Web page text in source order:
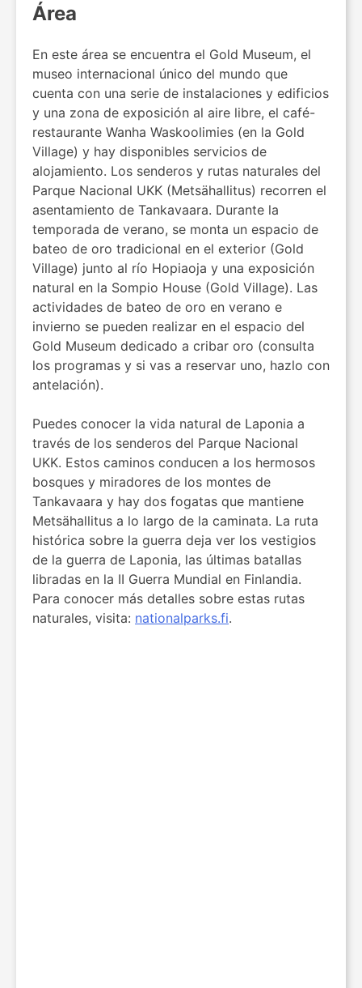
Área
En este área se encuentra el Gold Museum, el
museo internacional único del mundo que
cuenta con una serie de instalaciones y edificios
y una zona de exposición al aire libre, el café-
restaurante Wanha Waskoolimies (en la Gold
Village) y hay disponibles servicios de
alojamiento. Los senderos y rutas naturales del
Parque Nacional UKK (Metsähallitus) recorren el
asentamiento de Tankavaara. Durante la
temporada de verano, se monta un espacio de
bateo de oro tradicional en el exterior (Gold
Village) junto al río Hopiaoja y una exposición
natural en la Sompio House (Gold Village). Las
actividades de bateo de oro en verano e
invierno se pueden realizar en el espacio del
Gold Museum dedicado a cribar oro (consulta
los programas y si vas a reservar uno, hazlo con
antelación).
Puedes conocer la vida natural de Laponia a
través de los senderos del Parque Nacional
UKK. Estos caminos conducen a los hermosos
bosques y miradores de los montes de
Tankavaara y hay dos fogatas que mantiene
Metsähallitus a lo largo de la caminata. La ruta
histórica sobre la guerra deja ver los vestigios
de la guerra de Laponia, las últimas batallas
libradas en la II Guerra Mundial en Finlandia.
Para conocer más detalles sobre estas rutas
naturales, visita: nationalparks.fi.